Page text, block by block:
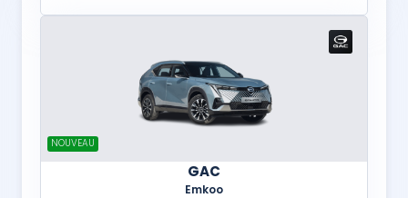
NOUVEAU
GAC
Emkoo